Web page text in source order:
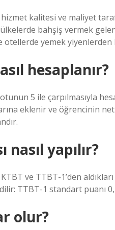
kalitesi ve maliyet
bahşiş vermek
yemek yiyenlerden
hesaplanır?
5 ile çarpılmasıyla
eklenir ve öğrencinin net
yapılır?
ve TTBT-1’den
TTBT-1 standart puanı
olur?